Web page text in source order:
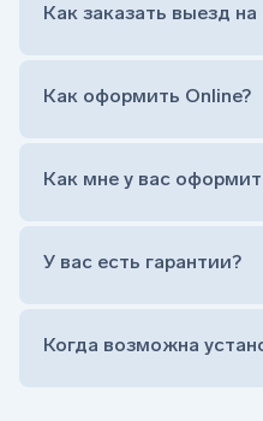
на символ веры или
прописной)
Как заказать выезд
Оформить заказ
Заказать
Как оформить Online?
Оформить заказ
Заказать
Как мне у вас
У вас есть гарантии?
Когда возможна